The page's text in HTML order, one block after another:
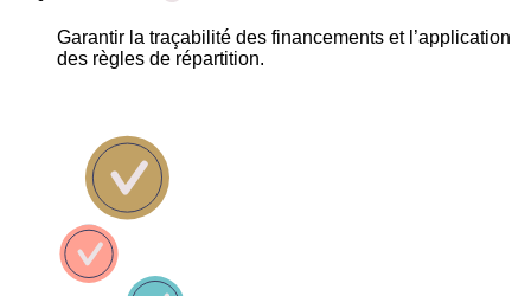
Garantir la traçabilité des financements et l’application
des règles de répartition.